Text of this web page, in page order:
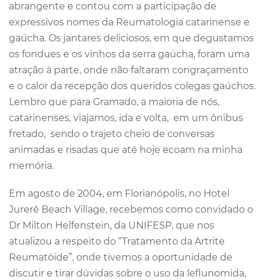
abrangente e contou com a participação de
expressivos nomes da Reumatologia catarinense e
gaúcha. Os jantares deliciosos, em que degustamos
os fondues e os vinhos da serra gaúcha, foram uma
atração à parte, onde não faltaram congraçamento
e o calor da recepção dos queridos colegas gaúchos.
Lembro que para Gramado, a maioria de nós,
catarinenses, viajamos, ida e volta, em um ônibus
fretado, sendo o trajeto cheio de conversas
animadas e risadas que até hoje ecoam na minha
memória.
Em agosto de 2004, em Florianópolis, no Hotel
Jurerê Beach Village, recebemos como convidado o
Dr Milton Helfenstein, da UNIFESP, que nos
atualizou a respeito do “Tratamento da Artrite
Reumatóide”, onde tivemos a oportunidade de
discutir e tirar dúvidas sobre o uso da leflunomida,